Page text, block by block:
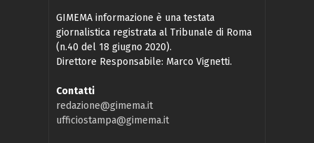
GIMEMA informazione è una testata
giornalistica registrata al Tribunale di Roma
(n.40 del 18 giugno 2020).
Direttore Responsabile: Marco Vignetti.
Contatti
redazione@gimema.it
ufficiostampa@gimema.it